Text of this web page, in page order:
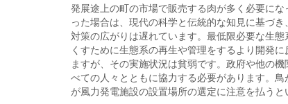
発展途上の町の市場で販売する肉が多く必要に
った場合は、現代の科学と伝統的な知見に基づ
対策の広がりは遅れています。最低限必要な生
くすために生態系の再生や管理をするより開発
ますが、その実施状況は貧弱です。政府や他の
べての人々とともに協力する必要があります。
が風力発電施設の設置場所の選定に注意を払う